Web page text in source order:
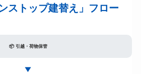
ストップ建替え」フロー
📦 引越・荷物保管
▶